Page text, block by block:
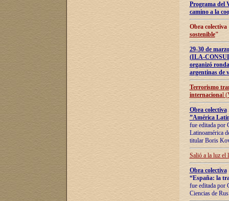
Programa del
camino a la
Obra
sostenible"
29-30 de
(ILA-
organizó
argentinas de
Terrorismo
internacional
Obra colectiva
”América
fue editada por
Latinoamérica
titular Boris
Salió a la luz el
Obra colectiva
“España: la
fue editada por
Ciencias de